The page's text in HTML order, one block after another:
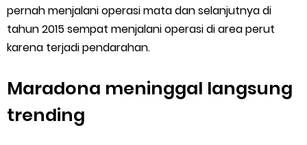
pernah menjalani operasi mata dan selanjutnya di
tahun 2015 sempat menjalani operasi di area perut
karena terjadi pendarahan.
Maradona meninggal langsung
trending